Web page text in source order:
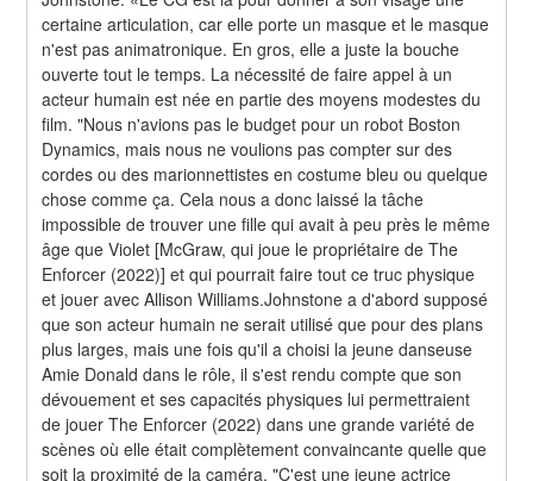
certaine articulation, car elle porte un masque et le masque
n'est pas animatronique. En gros, elle a juste la bouche
ouverte tout le temps. La nécessité de faire appel à un
acteur humain est née en partie des moyens modestes du
film. "Nous n'avions pas le budget pour un robot Boston
Dynamics, mais nous ne voulions pas compter sur des
cordes ou des marionnettistes en costume bleu ou quelque
chose comme ça. Cela nous a donc laissé la tâche
impossible de trouver une fille qui avait à peu près le même
âge que Violet [McGraw, qui joue le propriétaire de The
Enforcer (2022)] et qui pourrait faire tout ce truc physique
et jouer avec Allison Williams.Johnstone a d'abord supposé
que son acteur humain ne serait utilisé que pour des plans
plus larges, mais une fois qu'il a choisi la jeune danseuse
Amie Donald dans le rôle, il s'est rendu compte que son
dévouement et ses capacités physiques lui permettraient
de jouer The Enforcer (2022) dans une grande variété de
scènes où elle était complètement convaincante quelle que
soit la proximité de la caméra. "C'est une jeune actrice